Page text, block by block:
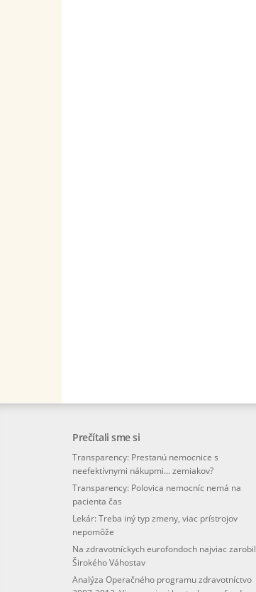
Prečítali sme si
Transparency: Prestanú nemocnice s
neefektívnymi nákupmi... zemiakov?
Transparency: Polovica nemocníc nemá na
pacienta čas
Lekár: Treba iný typ zmeny, viac prístrojov
nepomôže
Na zdravotníckych eurofondoch najviac zarobil
Širokého Váhostav
Analýza Operačného programu zdravotníctvo